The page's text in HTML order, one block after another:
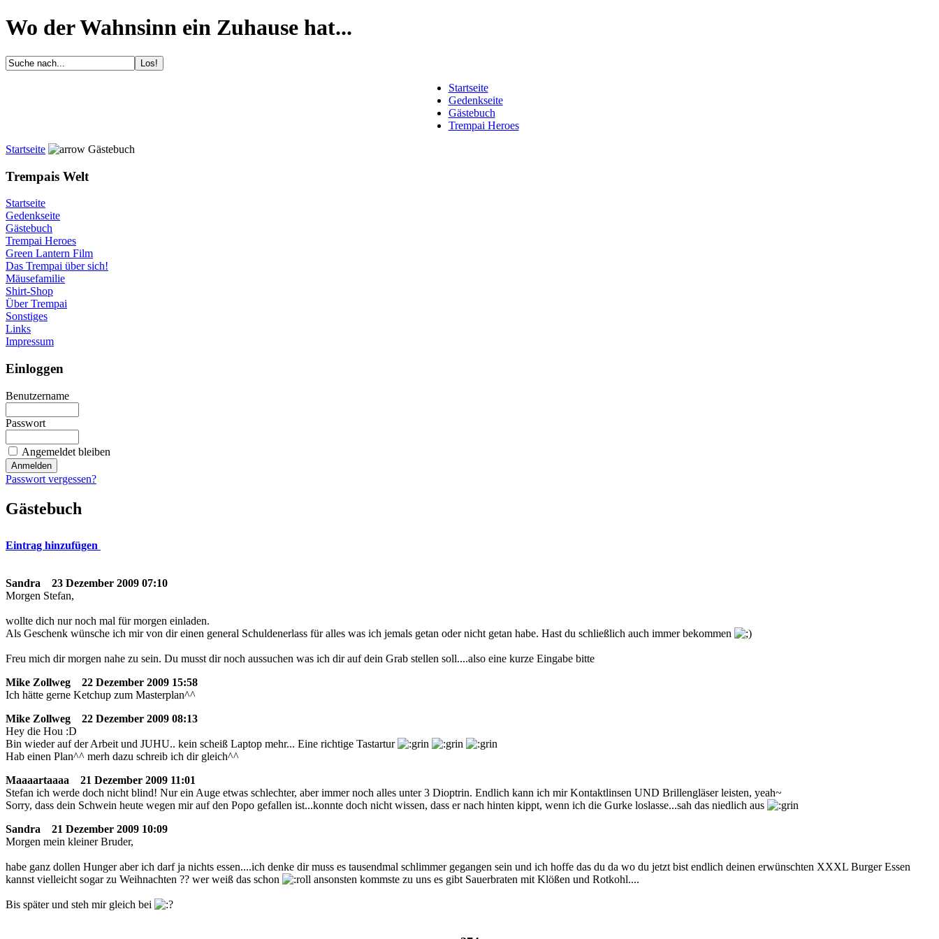
Wo der Wahnsinn ein Zuhause hat...
Startseite
Gedenkseite
Gästebuch
Trempai Heroes
Startseite
Gästebuch
Trempais Welt
Startseite
Gedenkseite
Gästebuch
Trempai Heroes
Green Lantern Film
Das Trempai über sich!
Mäusefamilie
Shirt-Shop
Über Trempai
Sonstiges
Links
Impressum
Einloggen
Benutzername
Passwort
Angemeldet bleiben
Passwort vergessen?
Gästebuch
Eintrag hinzufügen
Sandra
23 Dezember 2009 07:10
Morgen Stefan,
wollte dich nur noch mal für morgen einladen.
Als Geschenk wünsche ich mir von dir einen general Schuldenerlass für alles was ich jemals getan oder nicht getan habe. Hast du schließlich auch immer bekommen
Freu mich dir morgen nahe zu sein. Du musst dir noch aussuchen was ich dir auf dein Grab stellen soll....also eine kurze Eingabe bitte
Mike Zollweg
22 Dezember 2009 15:58
Ich hätte gerne Ketchup zum Masterplan^^
Mike Zollweg
22 Dezember 2009 08:13
Hey die Hou :D
Bin wieder auf der Arbeit und JUHU.. kein scheiß Laptop mehr... Eine richtige Tastartur
Hab einen Plan^^ merh dazu schreib ich dir gleich^^
Maaaartaaaa
21 Dezember 2009 11:01
Stefan ich werde doch nicht blind! Nur ein Auge etwas schlechter, aber immer noch alles unter 3 Dioptrin. Endlich kann ich mir Kontaktlinsen UND Brillengläser leisten, yeah~
Sorry, dass dein Schwein heute wegen mir auf den Popo gefallen ist...konnte doch nicht wissen, dass er nach hinten kippt, wenn ich die Gurke loslasse...sah das niedlich aus
Sandra
21 Dezember 2009 10:09
Morgen mein kleiner Bruder,
habe ganz dollen Hunger aber ich darf ja nichts essen....ich denke dir muss es tausendmal schlimmer gegangen sein und ich hoffe das du da wo du jetzt bist endlich deinen erwünschten XXXL Burger Essen
kannst vielleicht sogar zu Weihnachten ?? wer weiß das schon
ansonsten kommste zu uns es gibt Sauerbraten mit Klößen und Rotkohl....
Bis später und steh mir gleich bei